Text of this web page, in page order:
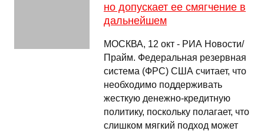
но допускает ее смягчение в
дальнейшем
МОСКВА, 12 окт - РИА Новости/
Прайм. Федеральная резервная
система (ФРС) США считает, что
необходимо поддерживать
жесткую денежно-кредитную
политику, поскольку полагает, что
слишком мягкий подход может